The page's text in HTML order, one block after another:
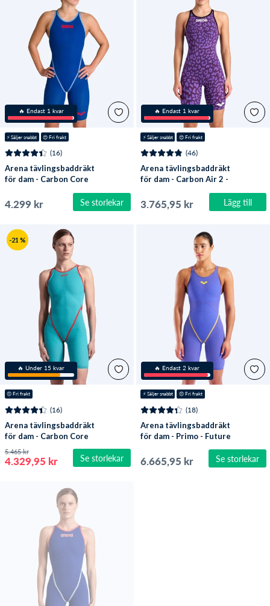
🔥 Endast 1 kvar
⚡️ Säljer snabbt 😍 Fri frakt
Se storlekar
(16)
Arena tävlingsbaddräkt
för dam - Carbon Core
4.299 kr
🔥 Endast 1 kvar
⚡️ Säljer snabbt 😍 Fri frakt
Lägg till
(46)
Arena tävlingsbaddräkt
för dam - Carbon Air 2 -
3.765,95 kr
🔥 Under 15 kvar
-21 %
😍 Fri frakt
Se storlekar
(16)
Arena tävlingsbaddräkt
för dam - Carbon Core
FX - Turkos/Röd
4.329,95 kr
5.465 kr
🔥 Endast 2 kvar
⚡️ Säljer snabbt 😍 Fri frakt
Se storlekar
(18)
Arena tävlingsbaddräkt
för dam - Primo - Future
Dusk/Korall (Limited
2026)
6.665,95 kr